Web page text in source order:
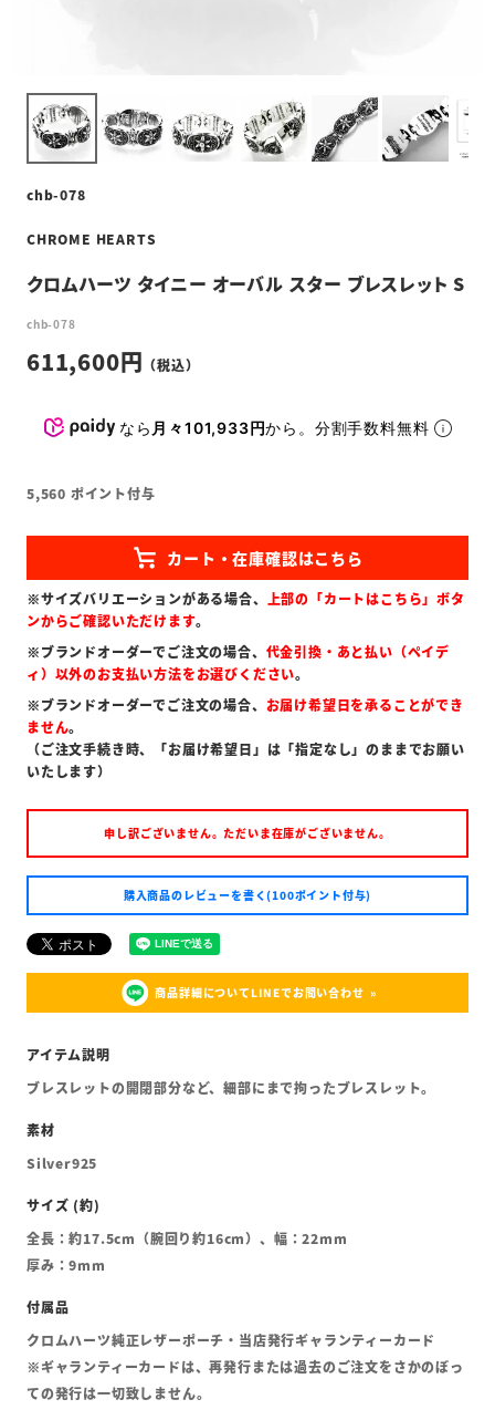
chb-078
CHROME HEARTS
クロムハーツ タイニー オーバル スター ブレスレット S
chb-078
611,600
なら 月々101,933円から。分割手数料無料
5,560 ポイント付与
※サイズバリエーションがある場合、 上部の「カートはこちら」ボタ
ンからご確認いただけます。
※ブランドオーダーでご注文の場合、 代金引換・あと払い（ペイデ
ィ）以外のお支払い方法をお選びください。
※ブランドオーダーでご注文の場合、 お届け希望日を承ることができ
ません。
（ご注文手続き時、「お届け希望日」は「指定なし」のままでお願い
いたします）
申し訳ございません。ただいま在庫がございません。
購入商品のレビューを書く(100ポイント付与)
商品詳細についてLINEでお問い合わせ
ブレスレットの開閉部分など、細部にまで拘ったブレスレット。
Silver925
全長：約17.5cm（腕回り約16cm）、幅：22mm
厚み：9mm
クロムハーツ純正レザーポーチ・当店発行ギャランティーカード
※ギャランティーカードは、再発行または過去のご注文をさかのぼっ
ての発行は一切致しません。